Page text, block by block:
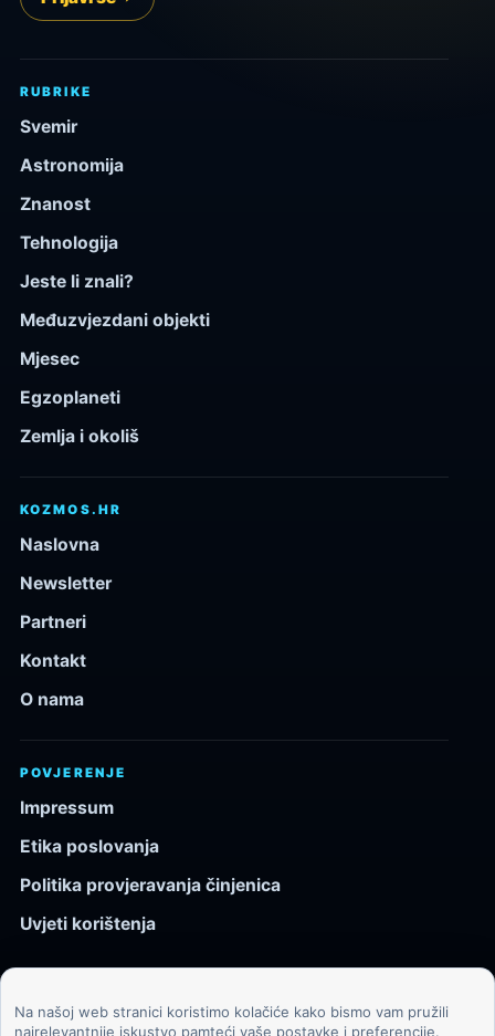
RUBRIKE
Svemir
Astronomija
Znanost
Tehnologija
Jeste li znali?
Međuzvjezdani objekti
Mjesec
Egzoplaneti
Zemlja i okoliš
KOZMOS.HR
Naslovna
Newsletter
Partneri
Kontakt
O nama
POVJERENJE
Impressum
Etika poslovanja
Politika provjeravanja činjenica
Uvjeti korištenja
© 2026 Kozmos.hr. Sva prava pridržana.
Na našoj web stranici koristimo kolačiće kako bismo vam pružili
najrelevantnije iskustvo pamteći vaše postavke i preferencije.